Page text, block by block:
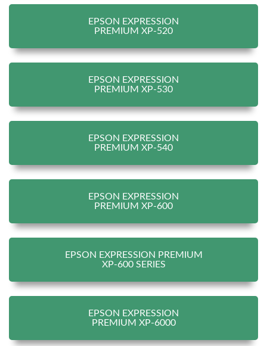
EPSON EXPRESSION
PREMIUM XP-520
EPSON EXPRESSION
PREMIUM XP-530
EPSON EXPRESSION
PREMIUM XP-540
EPSON EXPRESSION
PREMIUM XP-600
EPSON EXPRESSION PREMIUM
XP-600 SERIES
EPSON EXPRESSION
PREMIUM XP-6000